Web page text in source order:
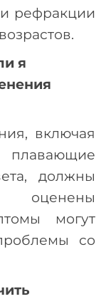
рефракции
я
включая
должны
оценены
могут
со